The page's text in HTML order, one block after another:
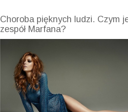
Choroba pięknych ludzi. Czym
zespół Marfana?